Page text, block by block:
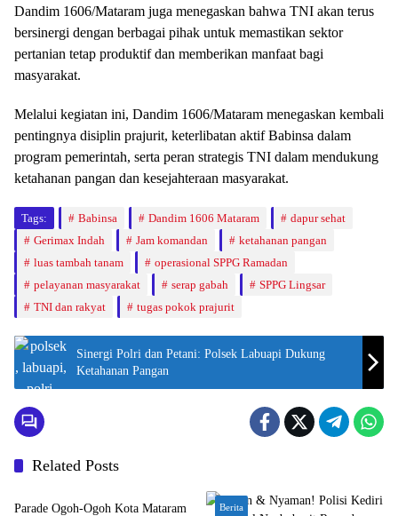
Dandim 1606/Mataram juga menegaskan bahwa TNI akan terus
bersinergi dengan berbagai pihak untuk memastikan sektor
pertanian tetap produktif dan memberikan manfaat bagi
masyarakat.
Melalui kegiatan ini, Dandim 1606/Mataram menegaskan kembali
pentingnya disiplin prajurit, keterlibatan aktif Babinsa dalam
program pemerintah, serta peran strategis TNI dalam mendukung
ketahanan pangan dan kesejahteraan masyarakat.
Tags: Babinsa Dandim 1606 Mataram
dapur sehat
Gerimax Indah
Jam komandan
ketahanan pangan
luas tambah tanam
operasional SPPG Ramadan
pelayanan masyarakat
serap gabah
SPPG Lingsar
TNI dan rakyat
tugas pokok prajurit
Sinergi Polri dan Petani: Polsek Labuapi Dukung
Ketahanan Pangan
Related Posts
Bali Nusra
Parade Ogoh-Ogoh Kota Mataram Berita